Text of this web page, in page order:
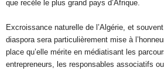
que recèle le plus grand pays d’Afrique.
Excroissance naturelle de l’Algérie, et
diaspora sera particulièrement mise à
place qu’elle mérite en médiatisant les
entrepreneurs, les responsables associatifs